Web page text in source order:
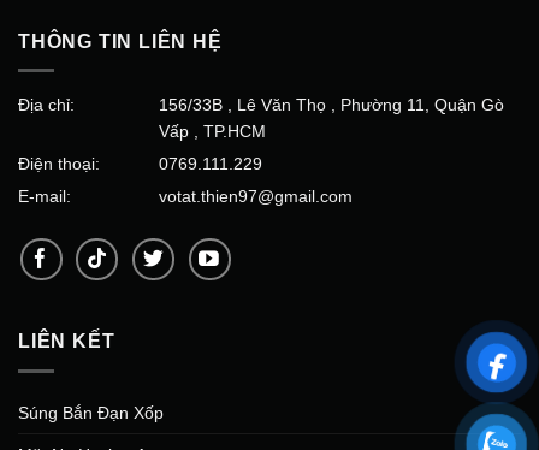
THÔNG TIN LIÊN HỆ
Địa chỉ:
156/33B , Lê Văn Thọ , Phường 11, Quận Gò
Vấp , TP.HCM
Điện thoại:
0769.111.229
E-mail:
votat.thien97@gmail.com
LIÊN KẾT
Súng Bắn Đạn Xốp